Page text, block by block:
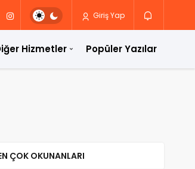
Giriş Yap
Hizmetler Popüler Yazılar
ÇOK OKUNANLARI